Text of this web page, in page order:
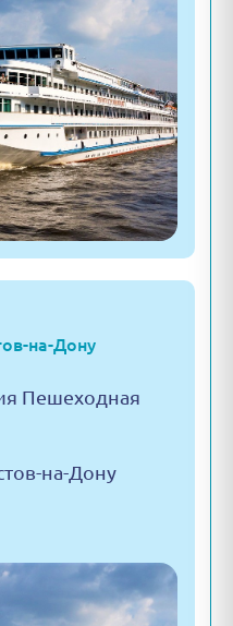
на-Дону
Пешеходная
на-Дону